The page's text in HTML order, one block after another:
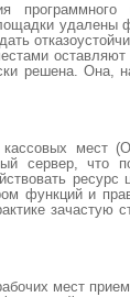
программного
удалены
решена. Она,
кассовых мест
сервер, что
ресурс
функций и
зачастую
мест